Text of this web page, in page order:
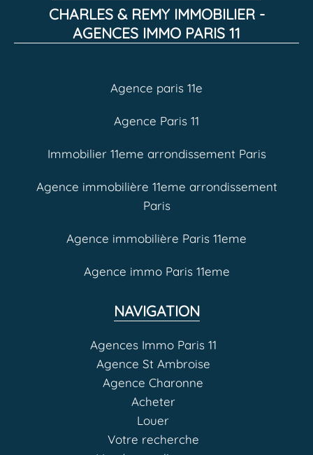
CHARLES & REMY IMMOBILIER -
AGENCES IMMO PARIS 11
Agence paris 11e
Agence Paris 11
Immobilier 11eme arrondissement Paris
Agence immobilière 11eme arrondissement
Paris
Agence immobilière Paris 11eme
Agence immo Paris 11eme
NAVIGATION
Agences Immo Paris 11
Agence St Ambroise
Agence Charonne
Acheter
Louer
Votre recherche